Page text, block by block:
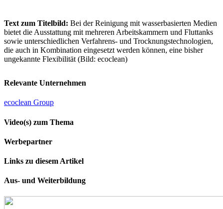
Text zum Titelbild: Bei der Reinigung mit wasserbasierten Medien
bietet die Ausstattung mit mehreren Arbeitskammern und Fluttanks
sowie unterschiedlichen Verfahrens- und Trocknungstechnologien,
die auch in Kombination eingesetzt werden können, eine bisher
ungekannte Flexibilität (Bild: ecoclean)
Relevante Unternehmen
ecoclean Group
Video(s) zum Thema
Werbepartner
Links zu diesem Artikel
Aus- und Weiterbildung